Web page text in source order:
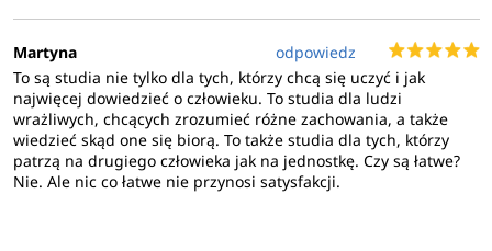
Martyna
odpowiedz
To są studia nie tylko dla tych, którzy chcą się uczyć i jak
najwięcej dowiedzieć o człowieku. To studia dla ludzi
wrażliwych, chcących zrozumieć różne zachowania, a także
wiedzieć skąd one się biorą. To także studia dla tych, którzy
patrzą na drugiego człowieka jak na jednostkę. Czy są łatwe?
Nie. Ale nic co łatwe nie przynosi satysfakcji.